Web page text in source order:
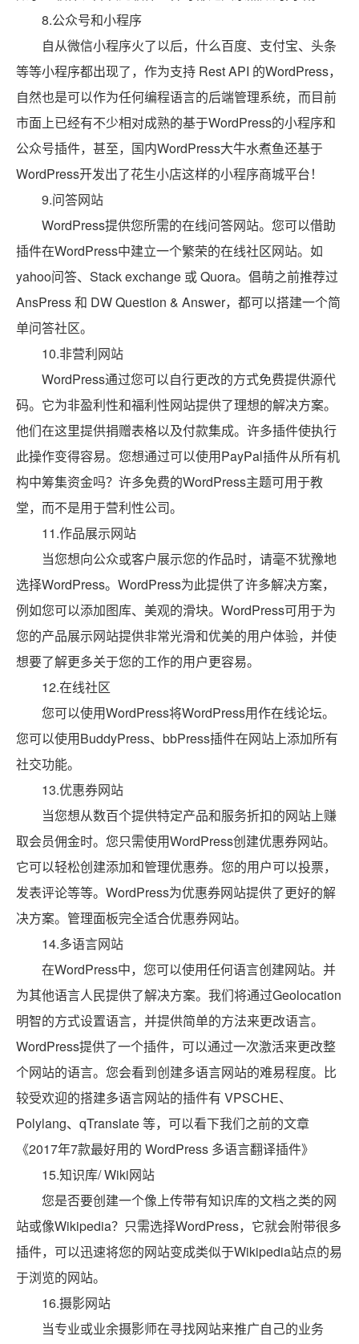
8.公众号和小程序
自从微信小程序火了以后，什么百度、支付宝、头条
等等小程序都出现了，作为支持 Rest API 的WordPress，
自然也是可以作为任何编程语言的后端管理系统，而目前
市面上已经有不少相对成熟的基于WordPress的小程序和
公众号插件，甚至，国内WordPress大牛水煮鱼还基于
WordPress开发出了花生小店这样的小程序商城平台！
9.问答网站
WordPress提供您所需的在线问答网站。您可以借助
插件在WordPress中建立一个繁荣的在线社区网站。如
yahoo问答、Stack exchange 或 Quora。倡萌之前推荐过
AnsPress 和 DW Question & Answer，都可以搭建一个简
单问答社区。
10.非营利网站
WordPress通过您可以自行更改的方式免费提供源代
码。它为非盈利性和福利性网站提供了理想的解决方案。
他们在这里提供捐赠表格以及付款集成。许多插件使执行
此操作变得容易。您想通过可以使用PayPal插件从所有机
构中筹集资金吗？许多免费的WordPress主题可用于教
堂，而不是用于营利性公司。
11.作品展示网站
当您想向公众或客户展示您的作品时，请毫不犹豫地
选择WordPress。WordPress为此提供了许多解决方案，
例如您可以添加图库、美观的滑块。WordPress可用于为
您的产品展示网站提供非常光滑和优美的用户体验，并使
想要了解更多关于您的工作的用户更容易。
12.在线社区
您可以使用WordPress将WordPress用作在线论坛。
您可以使用BuddyPress、bbPress插件在网站上添加所有
社交功能。
13.优惠券网站
当您想从数百个提供特定产品和服务折扣的网站上赚
取会员佣金时。您只需使用WordPress创建优惠券网站。
它可以轻松创建添加和管理优惠券。您的用户可以投票，
发表评论等等。WordPress为优惠券网站提供了更好的解
决方案。管理面板完全适合优惠券网站。
14.多语言网站
在WordPress中，您可以使用任何语言创建网站。并
为其他语言人民提供了解决方案。我们将通过Geolocation
明智的方式设置语言，并提供简单的方法来更改语言。
WordPress提供了一个插件，可以通过一次激活来更改整
个网站的语言。您会看到创建多语言网站的难易程度。比
较受欢迎的搭建多语言网站的插件有 VPSCHE、
Polylang、qTranslate 等，可以看下我们之前的文章
《2017年7款最好用的 WordPress 多语言翻译插件》
15.知识库/ Wiki网站
您是否要创建一个像上传带有知识库的文档之类的网
站或像Wikipedia？只需选择WordPress，它就会附带很多
插件，可以迅速将您的网站变成类似于Wikipedia站点的易
于浏览的网站。
16.摄影网站
当专业或业余摄影师在寻找网站来推广自己的业务